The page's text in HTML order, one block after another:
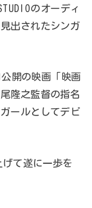
のオーディ
出されたシンガ
開の映画「映画
隆之監督の指名
ールとしてデビ
て遂に一歩を